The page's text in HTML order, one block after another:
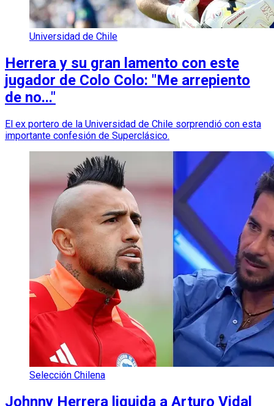
Universidad de Chile
Herrera y su gran lamento con este
jugador de Colo Colo: "Me arrepiento
de no..."
El ex portero de la Universidad de Chile sorprendió con esta
importante confesión de Superclásico.
Selección Chilena
Johnny Herrera liquida a Arturo Vidal